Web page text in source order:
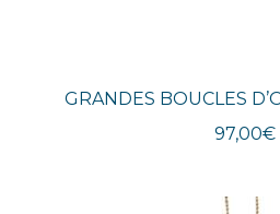
GRANDES BOUCLES
97,00€